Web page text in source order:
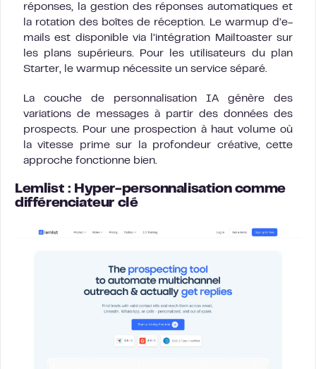
réponses, la gestion des réponses automatiques et
la rotation des boîtes de réception. Le warmup d’e-
mails est disponible via l’intégration Mailtoaster sur
les plans supérieurs. Pour les utilisateurs du plan
Starter, le warmup nécessite un service séparé.
La couche de personnalisation IA génère des
variations de messages à partir des données des
prospects. Pour une prospection à haut volume où
la vitesse prime sur la profondeur créative, cette
approche fonctionne bien.
Lemlist : Hyper-personnalisation comme
différenciateur clé